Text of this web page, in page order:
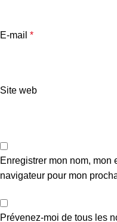
E-mail *
Site web
Enregistrer mon nom, mon
navigateur pour mon
Prévenez-moi de tous les